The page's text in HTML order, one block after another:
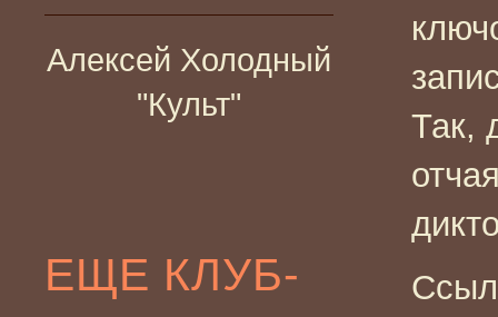
Алексей Холодный
"Культ"
ЕЩЕ КЛУБ-
Так,